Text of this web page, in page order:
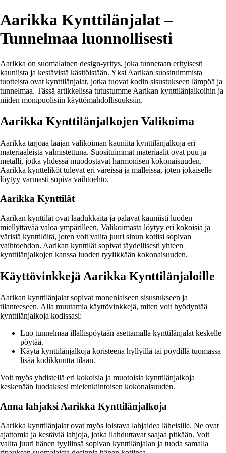
Aarikka Kynttilänjalat –
Tunnelmaa luonnollisesti
Aarikka on suomalainen design-yritys, joka tunnetaan erityisesti
kauniista ja kestävistä käsitöistään. Yksi Aarikan suosituimmista
tuotteista ovat kynttilänjalat, jotka tuovat kodin sisustukseen lämpöä ja
tunnelmaa. Tässä artikkelissa tutustumme Aarikan kynttilänjalkoihin ja
niiden monipuolisiin käyttömahdollisuuksiin.
Aarikka Kynttilänjalkojen Valikoima
Aarikka tarjoaa laajan valikoiman kauniita kynttilänjalkoja eri
materiaaleista valmistettuna. Suosituimmat materiaalit ovat puu ja
metalli, jotka yhdessä muodostavat harmonisen kokonaisuuden.
Aarikka kyntteliköt tulevat eri väreissä ja malleissa, joten jokaiselle
löytyy varmasti sopiva vaihtoehto.
Aarikka Kynttilät
Aarikan kynttilät ovat laadukkaita ja palavat kauniisti luoden
miellyttävää valoa ympärilleen. Valikoimasta löytyy eri kokoisia ja
värisiä kynttilöitä, joten voit valita juuri sinun kotiisi sopivan
vaihtoehdon. Aarikan kynttilät sopivat täydellisesti yhteen
kynttilänjalkojen kanssa luoden tyylikkään kokonaisuuden.
Käyttövinkkejä Aarikka Kynttilänjaloille
Aarikan kynttilänjalat sopivat monenlaiseen sisustukseen ja
tilanteeseen. Alla muutamia käyttövinkkejä, miten voit hyödyntää
kynttilänjalkoja kodissasi:
Luo tunnelmaa illallispöytään asettamalla kynttilänjalat keskelle
pöytää.
Käytä kynttilänjalkoja koristeena hyllyillä tai pöydillä tuomassa
lisää kodikkuutta tilaan.
Voit myös yhdistellä eri kokoisia ja muotoisia kynttilänjalkoja
keskenään luodaksesi mielenkiintoisen kokonaisuuden.
Anna lahjaksi Aarikka Kynttilänjalkoja
Aarikka kynttilänjalat ovat myös loistava lahjaidea läheisille. Ne ovat
ajattomia ja kestäviä lahjoja, jotka ilahduttavat saajaa pitkään. Voit
valita juuri hänen tyyliinsä sopivan kynttilänjalan ja tuoda samalla